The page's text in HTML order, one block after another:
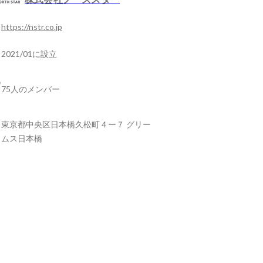
https://nstr.co.jp
2021/01に設立
75人のメンバー
東京都中央区日本橋久松町４ー７ グリー
ムス日本橋